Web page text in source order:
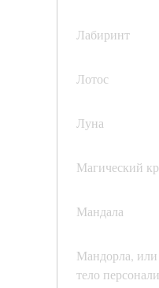
Лабиринт
Лотос
Луна
Магический
Мандала
Мандорла, или
тело